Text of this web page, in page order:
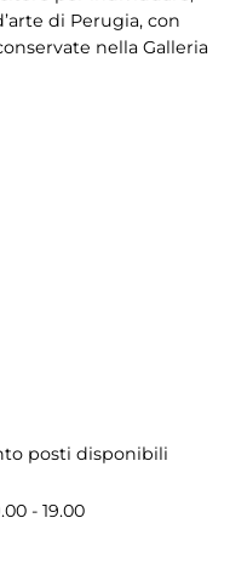
di Perugia, con
nella Galleria
posti disponibili
- 19.00